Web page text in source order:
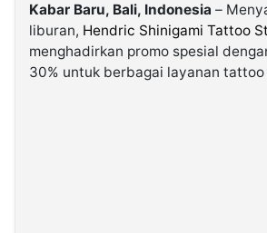
Kabar Baru, Bali, Indonesia –
liburan, Hendric Shinigami Tattoo
menghadirkan promo spesial
30% untuk berbagai layanan tattoo